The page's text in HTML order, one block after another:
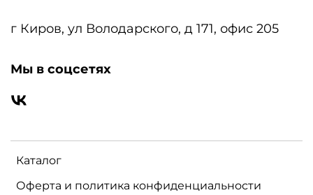
Каталог
Оферта и политика конфиденциальности
г Киров, ул Володарского, д 171, офис 205
Мы в соцсетях